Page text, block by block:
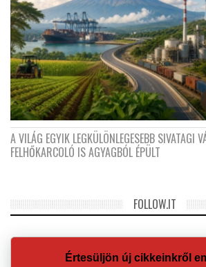
A VILÁG EGYIK LEGKÜLÖNLEGESEBB SIVATAGI
FELHŐKARCOLÓ IS AGYAGBÓL ÉPÜLT
FOLLOW.IT
Értesüljön új cikkeinkről